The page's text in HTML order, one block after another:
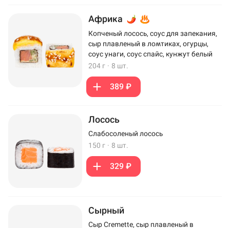
Африка
Копченый лосось, соус для запекания,
сыр плавленый в ломтиках, огурцы,
соус унаги, соус спайс, кунжут белый
204 г · 8 шт.
389 ₽
Лосось
Слабосоленый лосось
150 г · 8 шт.
329 ₽
Сырный
Сыр Cremette, сыр плавленый в